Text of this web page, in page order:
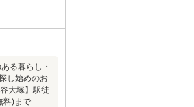
る暮らし・
し始めのお
大塚】駅徒
料)まで